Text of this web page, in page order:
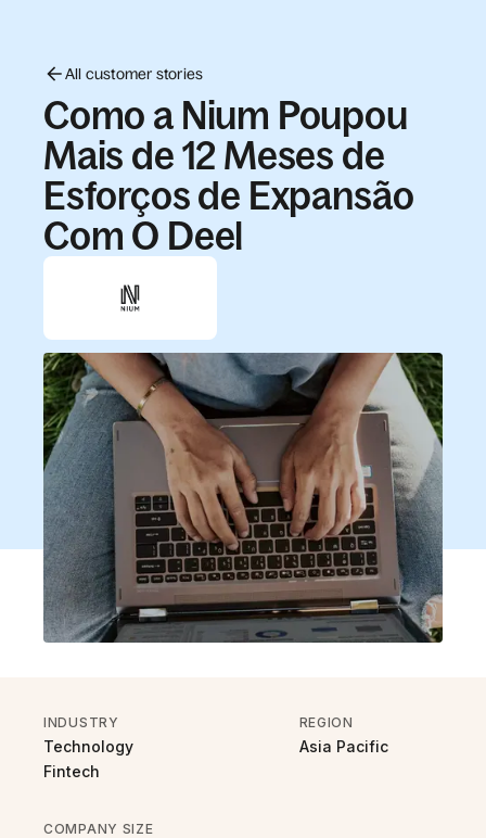
All customer stories
Como a Nium Poupou
Mais de 12 Meses de
Esforços de Expansão
Com O Deel
INDUSTRY
Technology
Fintech
REGION
Asia Pacific
COMPANY SIZE